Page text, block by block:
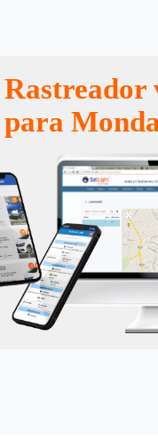
Rastreador
para